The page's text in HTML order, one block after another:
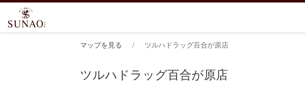
マップを見る ツルハドラッグ百合が原店
ツルハドラッグ百合が原店